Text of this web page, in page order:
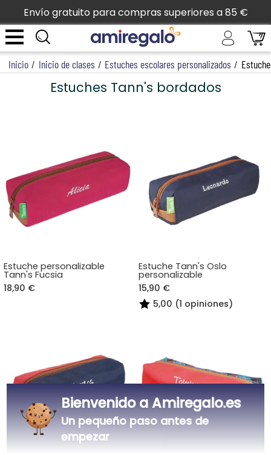
Envío gratuito para compras superiores a 85 €
Inicio / Inicio de clases / Estuches escolares personalizados /
Estuches Tann's bordados
Estuche personalizable
Tann's Fucsia
18,90 €
Estuche Tann's Oslo
personalizable
15,90 €
5,00 (1 opiniones)
Bienvenido a Amiregalo.es
Un pequeño paso antes de
empezar